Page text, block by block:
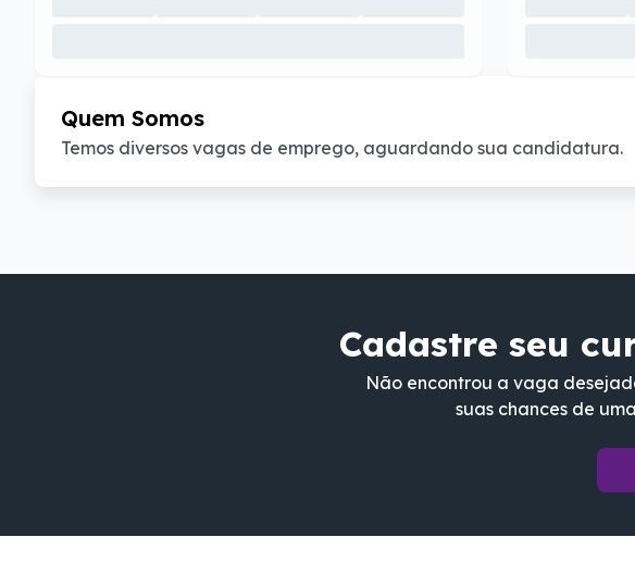
Quem Somos
Temos diversos vagas de emprego, aguardando sua candidatura.
Cadastre seu
Não encontrou a vaga
suas chances de